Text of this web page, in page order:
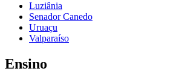
Luziânia
Senador Canedo
Uruaçu
Valparaíso
Ensino